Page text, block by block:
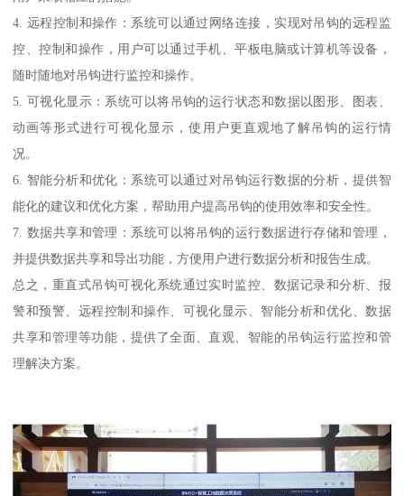
4. 远程控制和操作：系统可以通过网络连接，实现对吊钩的远程监
控、控制和操作，用户可以通过手机、平板电脑或计算机等设备，
随时随地对吊钩进行监控和操作。
5. 可视化显示：系统可以将吊钩的运行状态和数据以图形、图表、
动画等形式进行可视化显示，使用户更直观地了解吊钩的运行情
况。
6. 智能分析和优化：系统可以通过对吊钩运行数据的分析，提供智
能化的建议和优化方案，帮助用户提高吊钩的使用效率和安全性。
7. 数据共享和管理：系统可以将吊钩的运行数据进行存储和管理，
并提供数据共享和导出功能，方便用户进行数据分析和报告生成。
总之，重直式吊钩可视化系统通过实时监控、数据记录和分析、报
警和预警、远程控制和操作、可视化显示、智能分析和优化、数据
共享和管理等功能，提供了全面、直观、智能的吊钩运行监控和管
理解决方案。